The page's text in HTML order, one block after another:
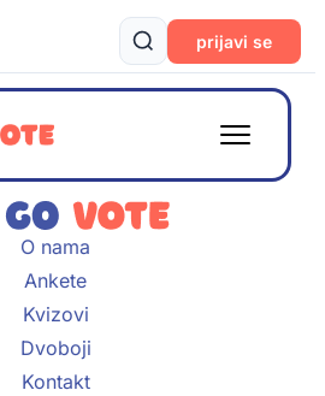
prijavi se
O nama
Ankete
Kvizovi
Dvoboji
Kontakt